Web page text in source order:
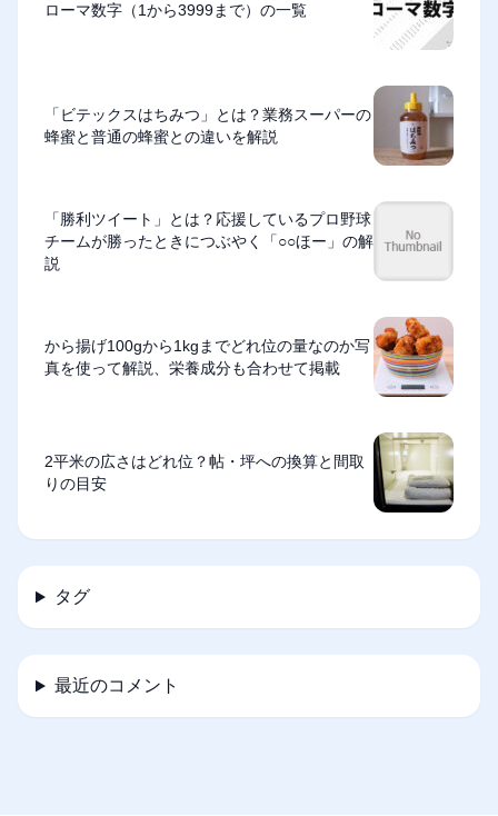
ローマ数字（1から3999まで）の一覧
「ビテックスはちみつ」とは？業務スーパーの
蜂蜜と普通の蜂蜜との違いを解説
「勝利ツイート」とは？応援しているプロ野球
チームが勝ったときにつぶやく「○○ほー」の解
説
から揚げ100gから1kgまでどれ位の量なのか写
真を使って解説、栄養成分も合わせて掲載
2平米の広さはどれ位？帖・坪への換算と間取
りの目安
タグ
最近のコメント